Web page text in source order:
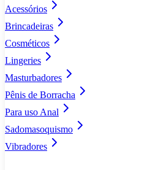
Acessórios
Brincadeiras
Cosméticos
Lingeries
Masturbadores
Pênis de Borracha
Para uso Anal
Sadomasoquismo
Vibradores